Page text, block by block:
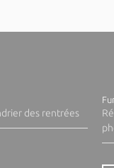
des rentrées